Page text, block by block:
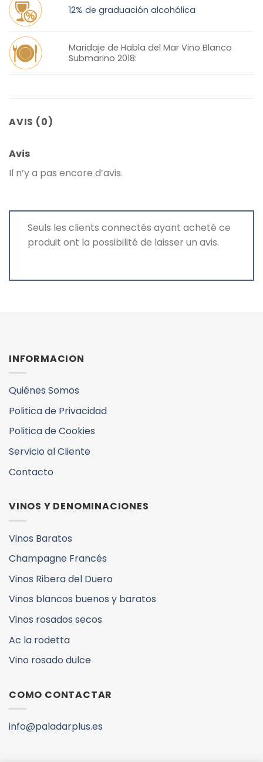
12% de graduación alcohólica
Maridaje de Habla del Mar Vino Blanco
Submarino 2018:
AVIS (0)
Avis
Il n’y a pas encore d’avis.
Seuls les clients connectés ayant acheté ce
produit ont la possibilité de laisser un avis.
INFORMACION
Quiénes Somos
Politica de Privacidad
Politica de Cookies
Servicio al Cliente
Contacto
VINOS Y DENOMINACIONES
Vinos Baratos
Champagne Francés
Vinos Ribera del Duero
Vinos blancos buenos y baratos
Vinos rosados secos
Ac la rodetta
Vino rosado dulce
COMO CONTACTAR
info@paladarplus.es